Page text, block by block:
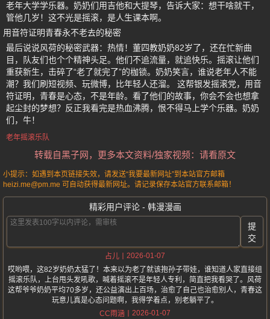
老年大学学乐器。奶奶们用吉他和大提琴，告诉大家：想干啥就干，
管他几岁！这不光是摇滚，是人生课本啊。
用音符证明青春永不老去的秘密
最后说说风荷的秘密武器：热情！董四教奶奶82岁了，还在忙新曲
目，队友们也个个精神头足。他们不追流量，就追快乐。摇滚让他们
重获新生，击碎了“老了就完了”的枷锁。奶奶笑言，谁说老年人不能
潮？我们刷短视频、玩微博，比年轻人还溜。 这帮银发摇滚党，用音
符证明，青春是心态，不是年龄。看了他们的故事，你会不会也想拿
起尘封的梦想？反正我看完是热血沸腾，恨不得马上学个乐器。奶奶
们，牛！
老年摇滚乐队
转载自黑子网，更多本文资料/独家视频：请看原文
小提示：如遇到本页链接失效，请发送“我要最新网址”到本站官方邮箱
heizi.me@pm.me 可自动获得最新网址。请记录保存本站官方联系邮箱！
精彩用户评论 - 韩漫漫画
提
交
占儿
2026-01-07
哎哟喂，这82岁奶奶太猛了！本来以为老了就该抱孙子带娃，谁知道人家直接组
摇滚乐队，上台甩头发吼歌，喊着摇滚不是年轻人专利，简直把我看哭了。风荷
这帮爷爷奶奶平均70多岁，还公益演出上百场，治愈了自己也治愈别人，青春这
玩意儿真是心态问题啊，我得学着点，别老躺平了。
CC雨涵
2026-01-07